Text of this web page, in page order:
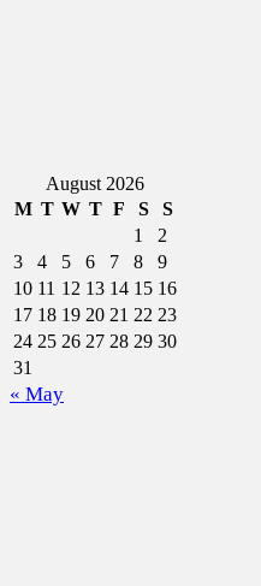
August 2026
M T W T F S
S
1
2
3
4 5 6 7 8
9
10 11 12 13 14 15 16
17 18 19 20 21 22 23
24 25 26 27 28 29 30
31
« May